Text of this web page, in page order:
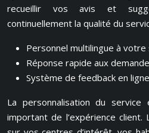
recueillir vos avis et
continuellement la qualité du
Personnel multilingue à votre
Réponse rapide aux
Système de feedback en ligne
La personnalisation du
important de l’expérience client.